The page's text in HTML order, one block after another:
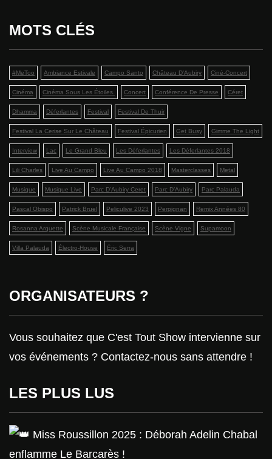
MOTS CLÉS
#MeToo Ambiance Estivale Campo Santo Château D'Aubiry Ciné-Concert
Cinéma Cinéma Sous Les Étoiles. Concert Conférence De Presse Céret
Dhamma Déferlantes Festival Festival De Thuir
Festival La Cerise Sur Le Château Festival Épicurien Get Busy Gimme The Light
Interview Lac Le Grand Bleu Les Déferlantes Les Déferlantes 2018
Lili Charles Live Au Campo Live Au Campo 2018 Masterclasses Metal
Musique Musique Live Parc D'Aubiry Ceret Parc D’Aubiry Parc Palauda
Pascal Obispo Patrick Bruel Peliculive 2023 Perpignan Remix Années 80
Rosanna Arquette Scène Musicale Française Scène Vigne Supamoon
Villa Palauda Électro-House Éric Serra
ORGANISATEURS ?
Vous souhaitez que C'est Tout Show intervienne sur
vos événements ? Contactez-nous sans attendre !
LES PLUS LUS